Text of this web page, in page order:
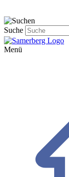
Suche
Menü